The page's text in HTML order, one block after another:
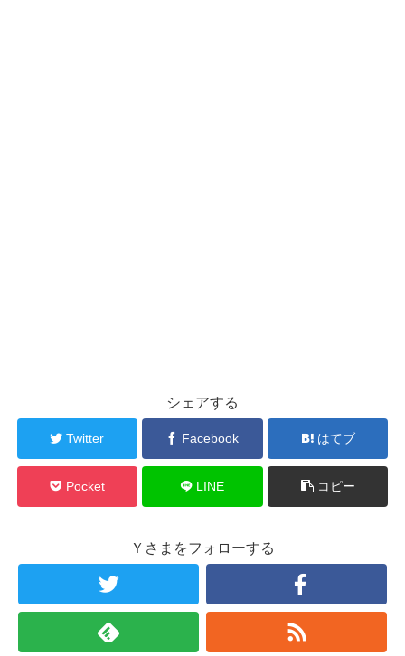
シェアする
Twitter Facebook はてブ
Pocket LINE コピー
Ｙさまをフォローする